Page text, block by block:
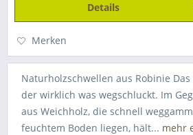
Details
Merken
Naturholzschwellen aus Robinie
der wirklich was wegschluckt. Im
aus Weichholz, die schnell
feuchtem Boden liegen, hält... mehr